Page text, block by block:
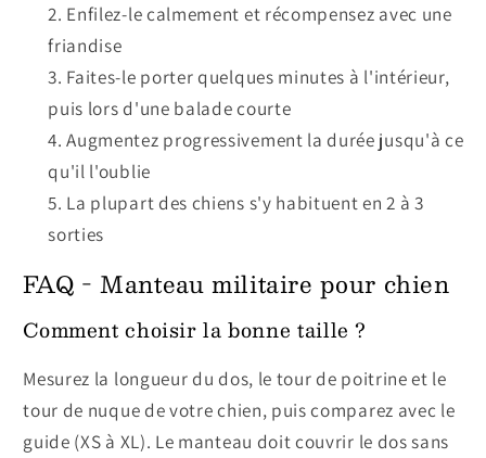
Enfilez-le calmement et récompensez avec une
friandise
Faites-le porter quelques minutes à l'intérieur,
puis lors d'une balade courte
Augmentez progressivement la durée jusqu'à ce
qu'il l'oublie
La plupart des chiens s'y habituent en 2 à 3
sorties
FAQ - Manteau militaire pour chien
Comment choisir la bonne taille ?
Mesurez la longueur du dos, le tour de poitrine et le
tour de nuque de votre chien, puis comparez avec le
guide (XS à XL). Le manteau doit couvrir le dos sans